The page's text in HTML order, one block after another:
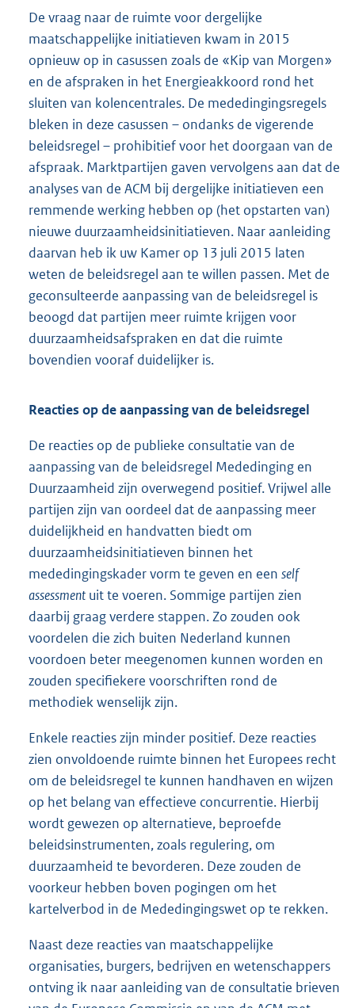
De vraag naar de ruimte voor dergelijke
maatschappelijke initiatieven kwam in 2015
opnieuw op in casussen zoals de «Kip van Morgen»
en de afspraken in het Energieakkoord rond het
sluiten van kolencentrales. De mededingingsregels
bleken in deze casussen – ondanks de vigerende
beleidsregel – prohibitief voor het doorgaan van de
afspraak. Marktpartijen gaven vervolgens aan dat de
analyses van de ACM bij dergelijke initiatieven een
remmende werking hebben op (het opstarten van)
nieuwe duurzaamheidsinitiatieven. Naar aanleiding
daarvan heb ik uw Kamer op 13 juli 2015 laten
weten de beleidsregel aan te willen passen. Met de
geconsulteerde aanpassing van de beleidsregel is
beoogd dat partijen meer ruimte krijgen voor
duurzaamheidsafspraken en dat die ruimte
bovendien vooraf duidelijker is.
Reacties op de aanpassing van de beleidsregel
De reacties op de publieke consultatie van de
aanpassing van de beleidsregel Mededinging en
Duurzaamheid zijn overwegend positief. Vrijwel alle
partijen zijn van oordeel dat de aanpassing meer
duidelijkheid en handvatten biedt om
duurzaamheidsinitiatieven binnen het
mededingingskader vorm te geven en een self
assessment uit te voeren. Sommige partijen zien
daarbij graag verdere stappen. Zo zouden ook
voordelen die zich buiten Nederland kunnen
voordoen beter meegenomen kunnen worden en
zouden specifiekere voorschriften rond de
methodiek wenselijk zijn.
Enkele reacties zijn minder positief. Deze reacties
zien onvoldoende ruimte binnen het Europees recht
om de beleidsregel te kunnen handhaven en wijzen
op het belang van effectieve concurrentie. Hierbij
wordt gewezen op alternatieve, beproefde
beleidsinstrumenten, zoals regulering, om
duurzaamheid te bevorderen. Deze zouden de
voorkeur hebben boven pogingen om het
kartelverbod in de Mededingingswet op te rekken.
Naast deze reacties van maatschappelijke
organisaties, burgers, bedrijven en wetenschappers
ontving ik naar aanleiding van de consultatie brieven